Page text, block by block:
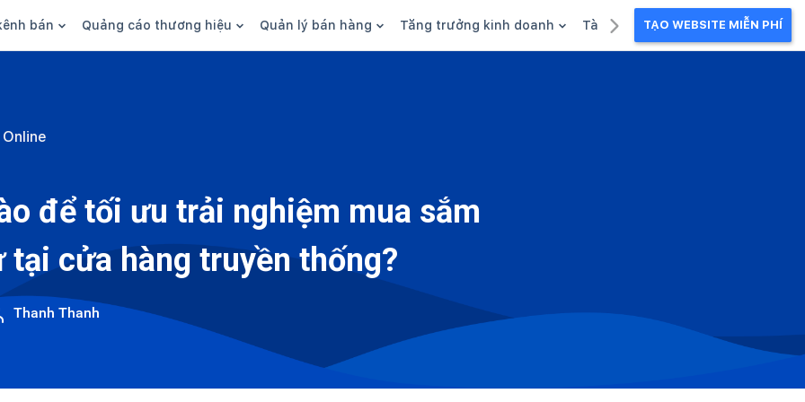
bán
social
sàn
Quảng cáo thương hiệu
Thương hiệu/Brand
Quản lý bán hàng
Tài chính
Nhân viên
Tăng trưởng kinh doanh Tài liệu kinh doanhTẠO WEBSITE MIỄN PHÍ
Online
để tối ưu trải nghiệm mua sắm
tại cửa hàng truyền thống?
Thanh Thanh